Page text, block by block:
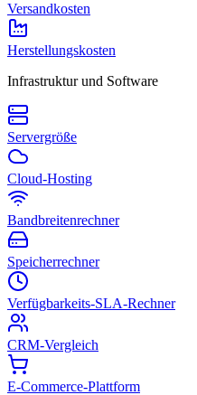
Versandkosten
Herstellungskosten
Infrastruktur und Software
Servergröße
Cloud-Hosting
Bandbreitenrechner
Speicherrechner
Verfügbarkeits-SLA-Rechner
CRM-Vergleich
E-Commerce-Plattform